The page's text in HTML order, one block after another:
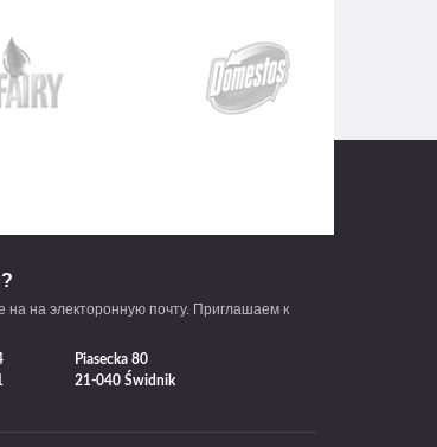
на на электоронную почту. Приглашаем к
Piasecka 80
21-040 Świdnik